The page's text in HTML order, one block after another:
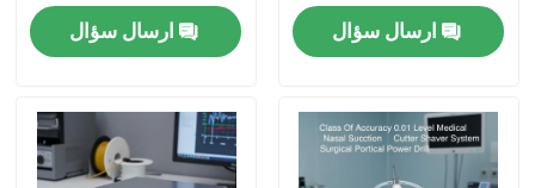
خونه
ویدیو
ارسال سؤال ارسال سؤال